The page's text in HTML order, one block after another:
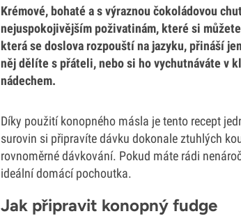
Krémové, bohaté a s výraznou čokoládovou
nejuspokojivějším poživatinám, které si
která se doslova rozpouští na jazyku, přináší
něj dělíte s přáteli, nebo si ho vychutnáváte v
nádechem.
Díky použití konopného másla je tento recept
surovin si připravíte dávku dokonale ztuhlých
rovnoměrné dávkování. Pokud máte rádi
ideální domácí pochoutka.
Jak připravit konopný fudge